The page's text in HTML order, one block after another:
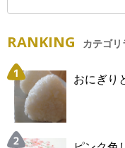
RANKING カテゴ
おにぎり